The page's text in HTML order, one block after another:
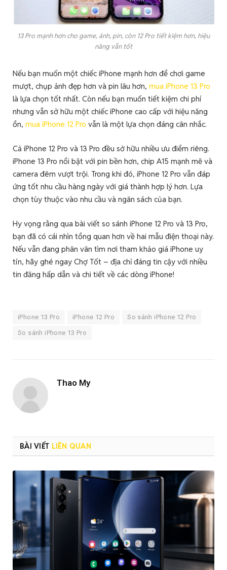
13 Pro mạnh hơn cho game, ảnh, pin, còn 12 Pro tiết kiệm hơn, hiệu
năng vẫn tốt
Nếu bạn muốn một chiếc iPhone mạnh hơn để chơi game
mượt, chụp ảnh đẹp hơn và pin lâu hơn, mua iPhone 13 Pro
là lựa chọn tốt nhất. Còn nếu bạn muốn tiết kiệm chi phí
nhưng vẫn sở hữu một chiếc iPhone cao cấp với hiệu năng
ổn, mua iPhone 12 Pro vẫn là một lựa chọn đáng cân nhắc.
Cả iPhone 12 Pro và 13 Pro đều sở hữu nhiều ưu điểm riêng.
iPhone 13 Pro nổi bật với pin bền hơn, chip A15 mạnh mẽ và
camera đêm vượt trội. Trong khi đó, iPhone 12 Pro vẫn đáp
ứng tốt nhu cầu hàng ngày với giá thành hợp lý hơn. Lựa
chọn tùy thuộc vào nhu cầu và ngân sách của bạn.
Hy vọng rằng qua bài viết so sánh iPhone 12 Pro và 13 Pro,
bạn đã có cái nhìn tổng quan hơn về hai mẫu điện thoại này.
Nếu vẫn đang phân vân tìm nơi tham khảo giá iPhone uy
tín, hãy ghé ngay Chợ Tốt – địa chỉ đáng tin cậy với nhiều
tin đăng hấp dẫn và chi tiết về các dòng iPhone!
iPhone 13 Pro iPhone 12 Pro So sánh iPhone 12 Pro
So sánh iPhone 13 Pro
Thao My
BÀI VIẾT LIÊN QUAN